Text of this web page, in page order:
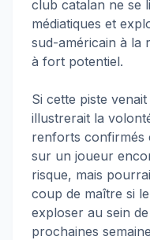
club catalan ne se
médiatiques et
sud-américain à la
à fort potentiel.
Si cette piste
illustrerait la
renforts confirmés
sur un joueur
risque, mais
coup de maître si
exploser au sein
prochaines